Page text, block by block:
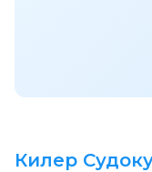
Килер Судоку